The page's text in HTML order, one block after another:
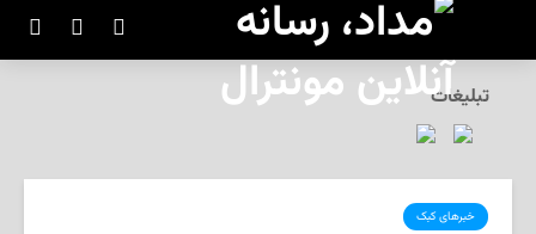
تبلیغات
خبرهای کبک